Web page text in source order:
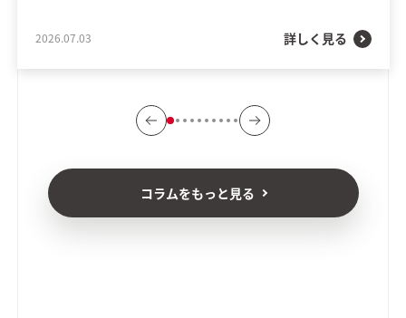
2026.07.03 詳しく見る
コラムをもっと見る